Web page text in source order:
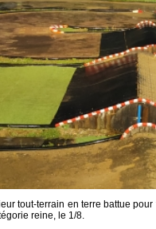
tout-terrain en terre battue
reine, le 1/8.